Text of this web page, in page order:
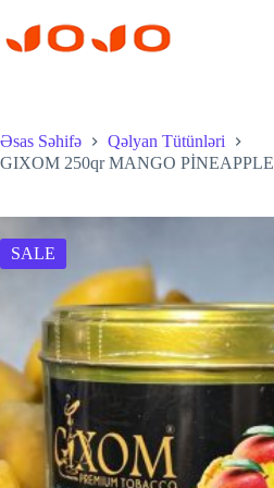
content
Əsas Səhifə
Qəlyan Tütünləri
GIXOM 250qr MANGO PİNEAPPLE
SALE